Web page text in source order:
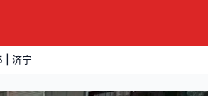
| 济宁